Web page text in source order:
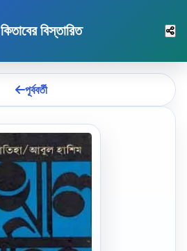
কিতাবের বিস্তারিত
পূর্ববর্তী